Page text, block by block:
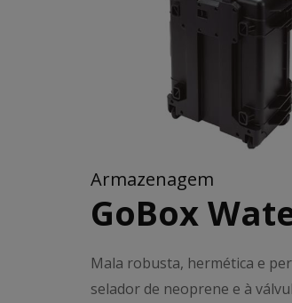
Armazenagem
GoBox
Mala robusta, hermética e
selador de neoprene e à